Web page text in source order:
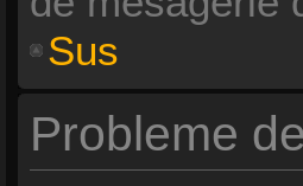
Sus
Probleme